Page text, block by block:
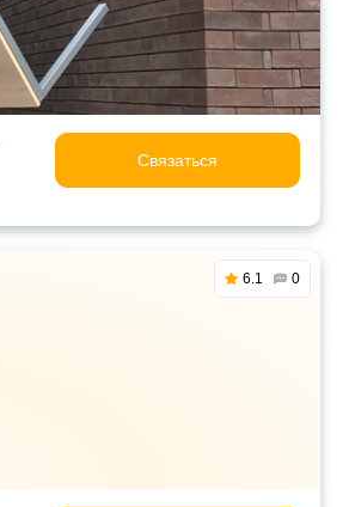
Связаться
6.1 0